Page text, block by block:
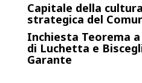
Capitale della
strategica del
Inchiesta Teorema
di Luchetta e
Garante